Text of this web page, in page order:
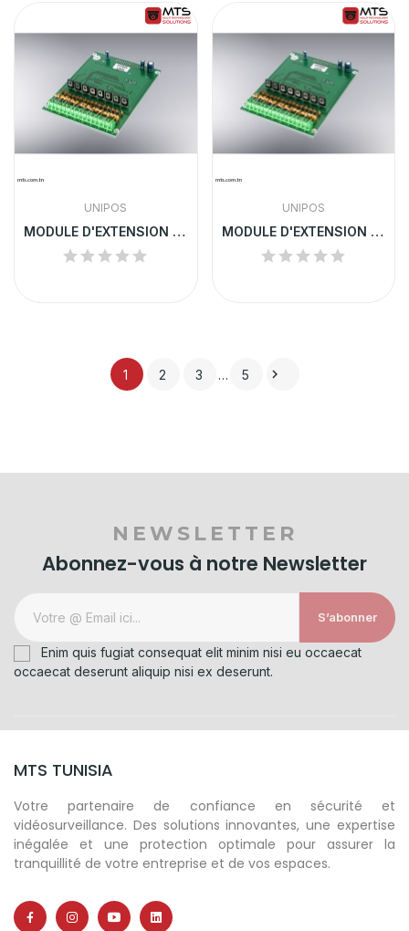
UNIPOS
MODULE D'EXTENSION UNIPOS 8 SORTIES RELAIS | 5203
UNIPOS
MODULE D'EXTENSION UNIPOS 16 SORTIES RELAIS | 5204
1 2 3 … 5 
NEWSLETTER
Abonnez-vous à notre Newsletter
S’abonner
Enim quis fugiat consequat elit minim nisi eu occaecat
occaecat deserunt aliquip nisi ex deserunt.
MTS TUNISIA
Votre partenaire de confiance en sécurité et
vidéosurveillance. Des solutions innovantes, une expertise
inégalée et une protection optimale pour assurer la
tranquillité de votre entreprise et de vos espaces.